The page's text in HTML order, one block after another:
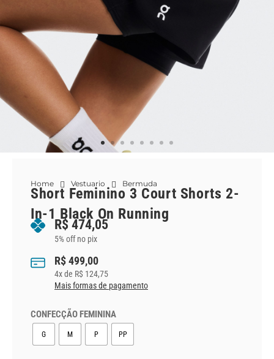
Home Vestuario Bermuda
Short Feminino 3 Court Shorts 2-
In-1 Black On Running
R$ 474,05
5% off no pix
R$499,00
4x de R$ 124,75
Mais formas de pagamento
CONFECÇÃO FEMININA
G M P PP